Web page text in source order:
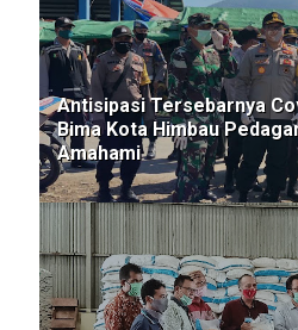
Antisipasi Tersebarnya
Bima Kota Himbau
Amahami